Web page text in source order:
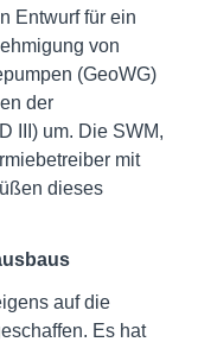
Entwurf für ein
von
(GeoWG)
der
III) um. Die SWM,
mit
dieses
auf die
Es hat